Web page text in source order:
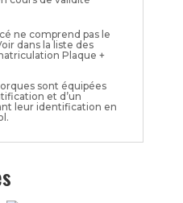
ne comprend pas le
dans la liste des
Plaque +
sont équipées
et d’un
leur identification en